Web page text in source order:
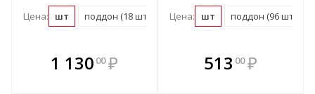
Цена: шт поддон (18 шт)
1 130 00 ₽
В комплекте
всегда выгоднее!
Цена: шт поддон (96 шт)
В комплекте
всегда выгоднее!
513 00 ₽